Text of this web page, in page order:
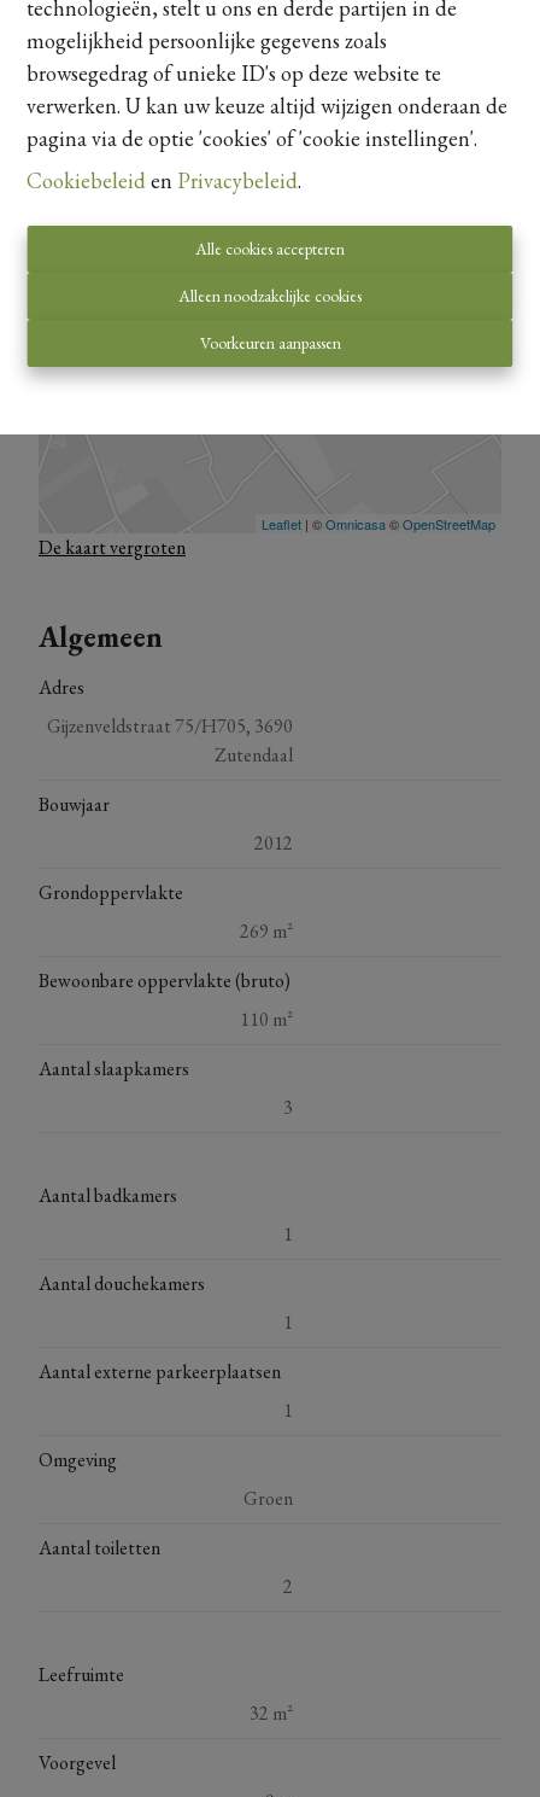
technologieën, stelt u ons en derde partijen in de
mogelijkheid persoonlijke gegevens zoals
browsegedrag of unieke ID's op deze website te
verwerken. U kan uw keuze altijd wijzigen onderaan de
pagina via de optie 'cookies' of 'cookie instellingen'.
Cookiebeleiden Privacybeleid.
Alle cookies accepteren
Alleen noodzakelijke cookies
Voorkeuren aanpassen
Kaartweergave
De kaart vergroten
Algemeen
Adres
Gijzenveldstraat 75/H705, 3690
Zutendaal
Bouwjaar
2012
Grondoppervlakte
269 m²
Bewoonbare oppervlakte (bruto)
110 m²
Aantal slaapkamers
3
Aantal badkamers
1
Aantal douchekamers
1
Aantal externe parkeerplaatsen
1
Omgeving
Groen
Aantal toiletten
2
Leefruimte
32 m²
Voorgevel